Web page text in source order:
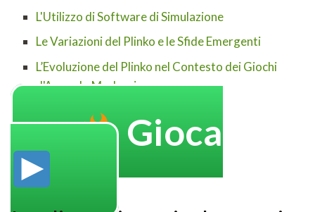
L'Utilizzo di Software di Simulazione
Le Variazioni del Plinko e le Sfide Emergenti
L’Evoluzione del Plinko nel Contesto dei Giochi
d'Azzardo Moderni
Gioca